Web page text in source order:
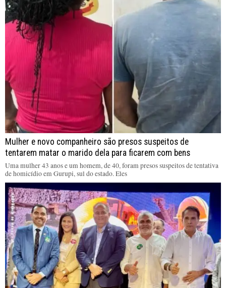
Mulher e novo companheiro são presos suspeitos de
tentarem matar o marido dela para ficarem com bens
Uma mulher 43 anos e um homem, de 40, foram presos suspeitos de tentativa
de homicídio em Gurupi, sul do estado. Eles